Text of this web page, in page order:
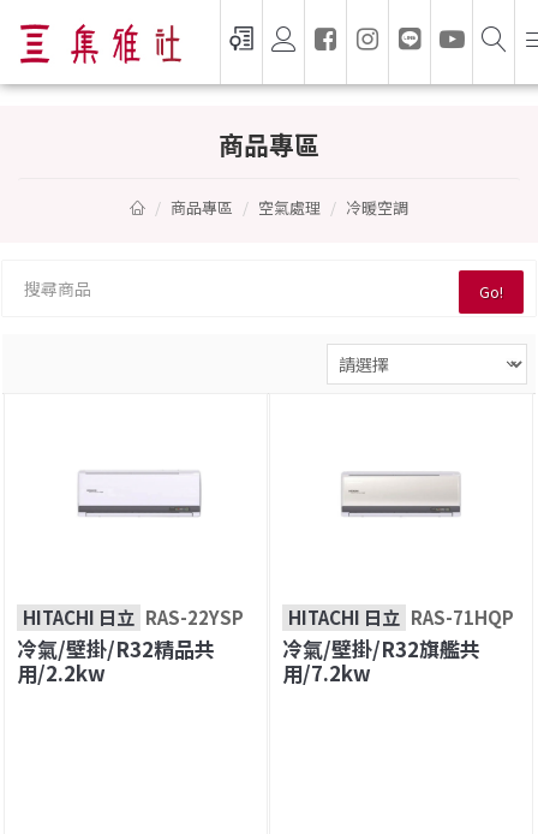
冷暖空調 — 集雅社推薦選購
商品專區
商品專區 空氣處理 冷暖空調
Go!
HITACHI 日立 RAS-22YSP
冷氣/壁掛/R32精品共
用/2.2kw
HITACHI 日立 RAS-71HQP
冷氣/壁掛/R32旗艦共
用/7.2kw